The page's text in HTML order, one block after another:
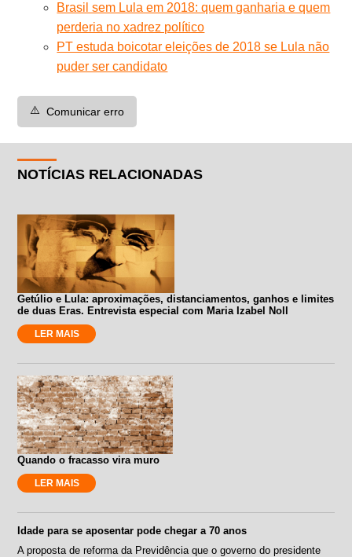
Brasil sem Lula em 2018: quem ganharia e quem
perderia no xadrez político
PT estuda boicotar eleições de 2018 se Lula não
puder ser candidato
⚠️ Comunicar erro
NOTÍCIAS RELACIONADAS
Getúlio e Lula: aproximações, distanciamentos, ganhos e limites
de duas Eras. Entrevista especial com Maria Izabel Noll
LER MAIS
Quando o fracasso vira muro
LER MAIS
Idade para se aposentar pode chegar a 70 anos
A proposta de reforma da Previdência que o governo do presidente